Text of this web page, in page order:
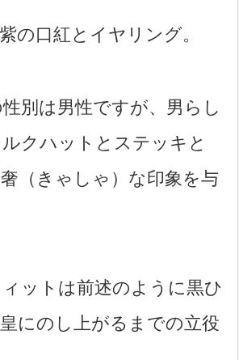
の口紅とイヤリング。
別は男性ですが、男らし
クハットとステッキと
（きゃしゃ）な印象を与
ットは前述のように黒ひ
にのし上がるまでの立役